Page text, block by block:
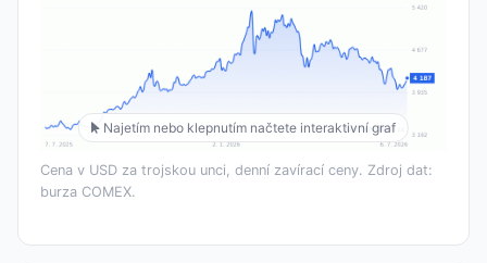
Najetím nebo klepnutím načtete interaktivní graf
Cena v USD za trojskou unci, denní zavírací ceny. Zdroj dat:
burza COMEX.